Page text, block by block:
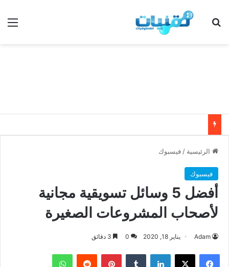
بحث عن
الرئيسية / فيسبوك
فيسبوك
أفضل 5 وسائل تسويقية مجانية
لأصحاب المشروعات الصغيرة
Adam يناير 18, 2020 0
فيسبوك ‫X لينكدإن بينتيريست واتساب